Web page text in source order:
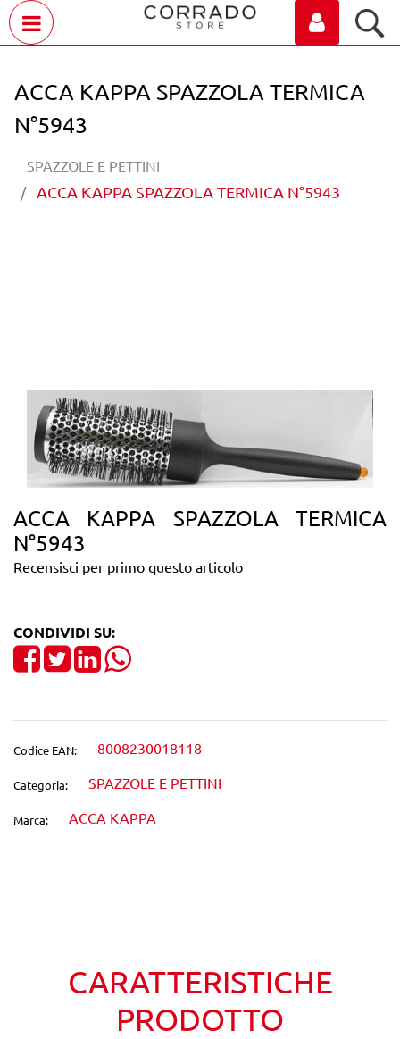
ACCA KAPPA SPAZZOLA TERMICA
N°5943
SPAZZOLE E PETTINI
ACCA KAPPA SPAZZOLA TERMICA N°5943
ACCA KAPPA SPAZZOLA TERMICA
N°5943
Recensisci per primo questo articolo
CONDIVIDI SU:
Share on Facebook
TweetShare on LinkedIn
Codice EAN: 8008230018118
Categoria: SPAZZOLE E PETTINI
Marca: ACCA KAPPA
CARATTERISTICHE
PRODOTTO